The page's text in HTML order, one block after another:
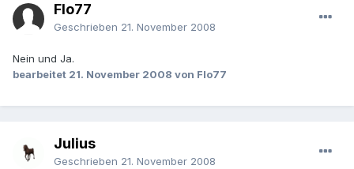
Flo77
Geschrieben 21. November 2008
Nein und Ja.
bearbeitet 21. November 2008 von Flo77
Julius
Geschrieben 21. November 2008